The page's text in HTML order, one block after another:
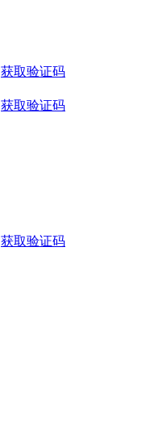
获取验证码
获取验证码
获取验证码